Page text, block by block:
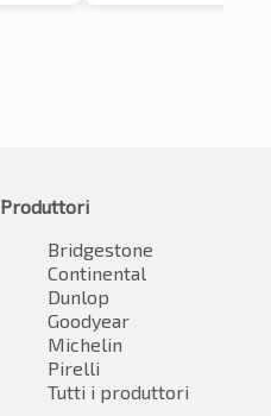
Produttori
Bridgestone
Continental
Dunlop
Goodyear
Michelin
Pirelli
Tutti i produttori